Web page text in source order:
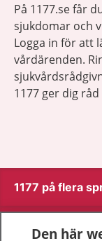
På 1177.se får
sjukdomar och
Logga in för att
vårdärenden.
1177 ger dig
1177 på flera
Den här